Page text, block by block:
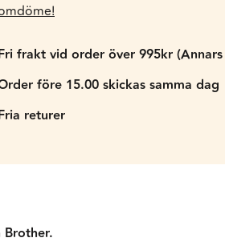
frakt vid order över 995kr
före 15.00 skickas samma dag
returer